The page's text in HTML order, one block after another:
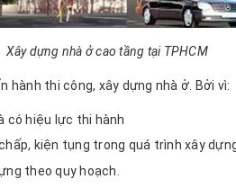
Xây dựng nhà ở cao tầng tại TPHCM
hành thi công, xây dựng nhà ở. Bởi vì:
có hiệu lực thi hành
kiện tụng trong quá trình xây
theo quy hoạch.